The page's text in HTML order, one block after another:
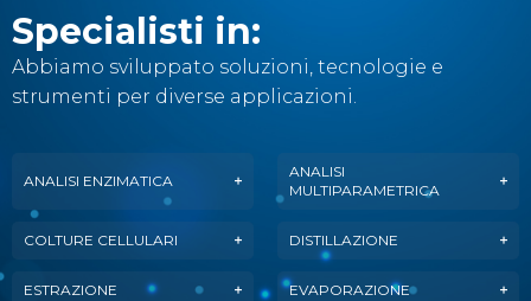
Specialisti in:
Abbiamo sviluppato soluzioni, tecnologie e
strumenti per diverse applicazioni.
ANALISI ENZIMATICA
ANALISI
MULTIPARAMETRICA
COLTURE CELLULARI DISTILLAZIONE
ESTRAZIONE EVAPORAZIONE